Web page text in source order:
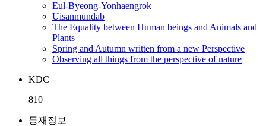
Eul-Byeong-Yonhaengrok
Uisanmundab
The Equality between Human beings and Animals and
Plants
Spring and Autumn written from a new Perspective
Observing all things from the perspective of nature
KDC
810
등재정보